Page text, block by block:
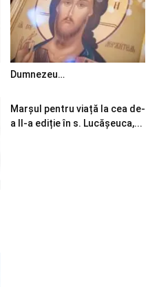
Dumnezeu…
Marșul pentru viață la cea de-
a II-a ediție în s. Lucășeuca,...